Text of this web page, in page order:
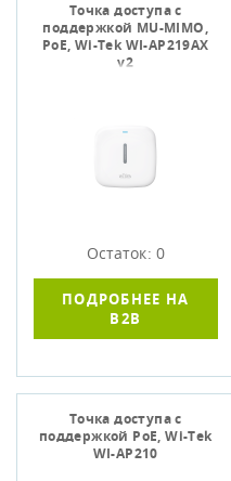
Точка доступа c
поддержкой MU-MIMO,
PoE, Wi-Tek WI-AP219AX
v2
Остаток: 0
ПОДРОБНЕЕ НА
B2B
Точка доступа c
поддержкой PoE, Wi-Tek
WI-AP210